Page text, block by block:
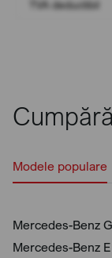
TVA deductibil
Modele populare
Mercedes-Benz
Mercedes-Benz E